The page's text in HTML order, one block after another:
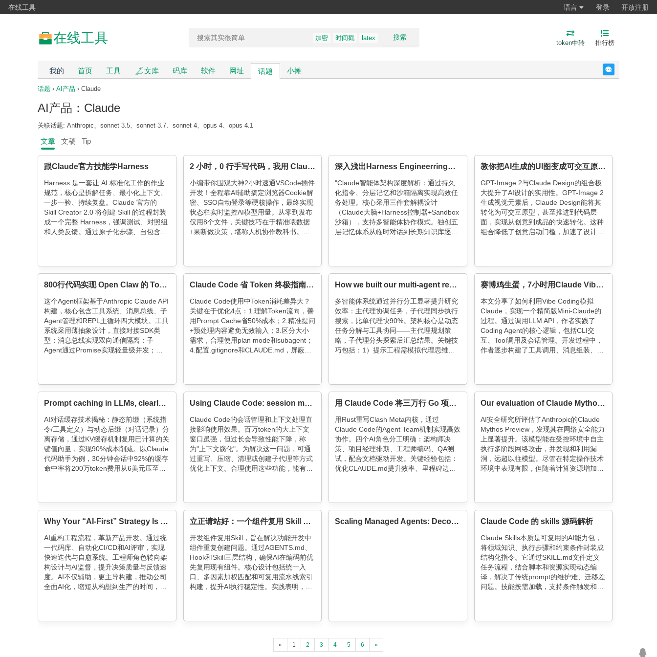
在线工具 语言 登录 开放注册
在线工具 搜索
加密 时间戳 latex
token中转 排行榜
我的 首页 工具 文库 码库 软件 网址 话题 小摊
话题 › AI产品 › Claude
AI产品：Claude
关联话题: Anthropic、sonnet 3.5、sonnet 3.7、sonnet 4、opus 4、opus 4.1
文章 文稿 Tip
跟Claude官方技能学Harness
Harness 是一套让 AI 标准化工作的作业
规范，核心是拆解任务、最小化上下文、
一步一验、持续复盘。Claude 官方的
Skill Creator 2.0 将创建 Skill 的过程封装
成一个完整 Harness，强调测试、对照组
和人类反馈。通过原子化步骤、自包含工
2 小时，0 行手写代码，我用 Claude 做了一个生产级 VSCode 插件
小编带你围观大神2小时速通VSCode插件
开发！全程靠AI辅助搞定浏览器Cookie解
密、SSO自动登录等硬核操作，最终实现
状态栏实时监控AI模型用量。从零到发布
仅用8个文件，关键技巧在于精准喂数据
+果断做决策，堪称人机协作教科书。原
深入浅出Harness Engineerring之核心模式与理念
"Claude智能体架构深度解析：通过持久
化指令、分层记忆和沙箱隔离实现高效任
务处理。核心采用三件套解耦设计
（Claude大脑+Harness控制器+Sandbox
沙箱），支持多智能体协作模式。独创五
层记忆体系从临时对话到长期知识库逐级
教你把AI生成的UI图变成可交互原型！GPT-Image-2加Claude Design顶级组合，设计师越级玩法来了
GPT-Image 2与Claude Design的组合极
大提升了AI设计的实用性。GPT-Image 2
生成视觉元素后，Claude Design能将其
转化为可交互原型，甚至推进到代码层
面，实现从创意到成品的快速转化。这种
组合降低了创意启动门槛，加速了设计流
800行代码实现 Open Claw 的 Tool、消息总线、子Agent管理架构
这个Agent框架基于Anthropic Claude API
构建，核心包含工具系统、消息总线、子
Agent管理和REPL主循环四大模块。工具
系统采用薄抽象设计，直接对接SDK类
型；消息总线实现双向通信隔离；子
Agent通过Promise实现轻量级并发；
Claude Code 省 Token 终极指南：同样干活，3k 和 30k 的差距藏在这些细节里
Claude Code使用中Token消耗差异大？
关键在于优化4点：1.理解Token流向，善
用Prompt Cache省50%成本；2.精准提问
+预处理内容避免无效输入；3.区分大小
需求，合理使用plan mode和subagent；
4.配置.gitignore和CLAUDE.md，屏蔽冗
How we built our multi-agent research system
多智能体系统通过并行分工显著提升研究
效率：主代理协调任务，子代理同步执行
搜索，比单代理快90%。架构核心是动态
任务分解与工具协同——主代理规划策
略，子代理分头探索后汇总结果。关键技
巧包括：1）提示工程需模拟代理思维，
据。错误处理采用断点续查机制，确保长
时任务稳定性。
赛博鸡生蛋，7小时用Claude Vibe Coding一个Mini-Claude
本文分享了如何利用Vibe Coding模拟
Claude，实现一个精简版Mini-Claude的
过程。通过调用LLM API，作者实践了
Coding Agent的核心逻辑，包括CLI交
互、Tool调用及会话管理。开发过程中，
作者逐步构建了工具调用、消息组装、
Prompt caching in LLMs, clearly explained
AI对话缓存技术揭秘：静态前缀（系统指
令/工具定义）与动态后缀（对话记录）分
离存储，通过KV缓存机制复用已计算的关
键值向量，实现90%成本削减。以Claude
代码助手为例，30分钟会话中92%的缓存
命中率将200万token费用从6美元压至
Using Claude Code: session management and 1M context
Claude Code的会话管理和上下文处理直
接影响使用效果。百万token的大上下文
窗口虽强，但过长会导致性能下降，称
为"上下文腐化"。为解决这一问题，可通
过重写、压缩、清理或创建子代理等方式
优化上下文。合理使用这些功能，能有效
用 Claude Code 将三万行 Go 项目移植到 Rust：Agent Team 实践与 Harness 效率优化
用Rust重写Clash Meta内核，通过
Claude Code的Agent Team机制实现高效
协作。四个AI角色分工明确：架构师决
策、项目经理排期、工程师编码、QA测
试，配合文档驱动开发。关键经验包括：
优化CLAUDE.md提升效率、里程碑边界
Our evaluation of Claude Mythos Preview’s cyber capabilities
AI安全研究所评估了Anthropic的Claude
Mythos Preview，发现其在网络安全能力
上显著提升。该模型能在受控环境中自主
执行多阶段网络攻击，并发现和利用漏
洞，远超以往模型。尽管在特定操作技术
环境中表现有限，但随着计算资源增加，
Why Your “AI-First” Strategy Is Probably Wrong
AI重构工程流程，革新产品开发。通过统
一代码库、自动化CI/CD和AI评审，实现
快速迭代与自愈系统。工程师角色转向架
构设计与AI监督，提升决策质量与反馈速
度。AI不仅辅助，更主导构建，推动公司
全面AI化，缩短从构想到生产的时间，提
立正请站好：一个组件复用 Skill 的工程化实践
开发组件复用Skill，旨在解决功能开发中
组件重复创建问题。通过AGENTS.md、
Hook和Skill三层结构，确保AI在编码前优
先复用现有组件。核心设计包括统一入
口、多因素加权匹配和可复用流水线索引
构建，提升AI执行稳定性。实践表明，AI
Scaling Managed Agents: Decoupling the brain from the hands Claude Code 的 skills 源码解析
Claude Skills本质是可复用的AI能力包，
将领域知识、执行步骤和约束条件封装成
结构化指令。它通过SKILL.md文件定义
任务流程，结合脚本和资源实现动态编
译，解决了传统prompt的维护难、迁移差
问题。技能按需加载，支持条件触发和权
« 1 2 3 4 5 6 »